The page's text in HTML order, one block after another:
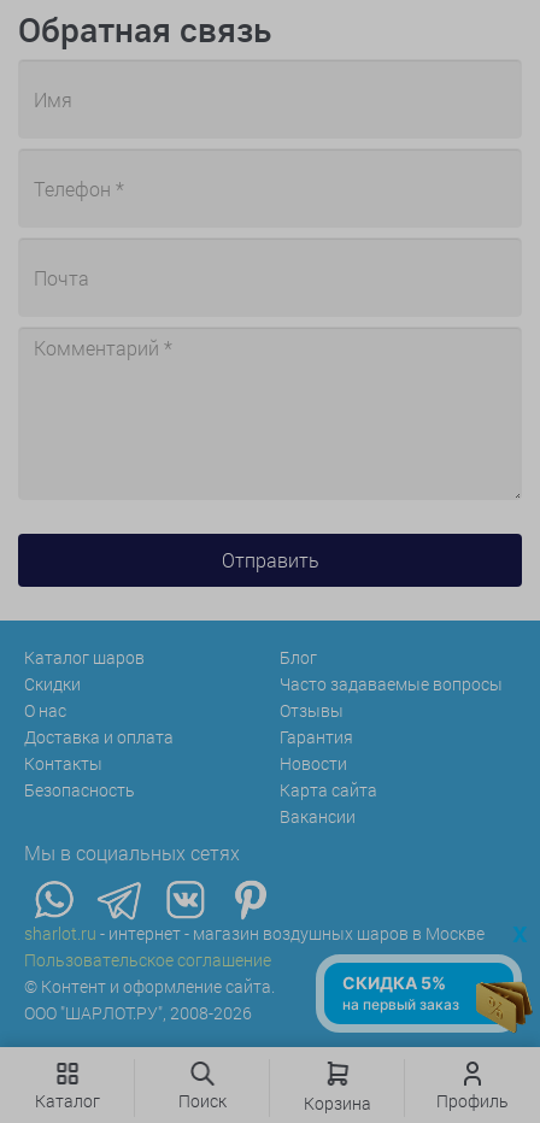
Обратная связь
Каталог шаров
Скидки
О нас
Доставка и оплата
Контакты
Безопасность
Блог
Часто задаваемые вопросы
Отзывы
Гарантия
Новости
Карта сайта
Вакансии
Мы в социальных сетях
sharlot.ru - интернет - магазин воздушных шаров в Москве
Пользовательское соглашение
© Контент и оформление сайта.
ООО "ШАРЛОТ.РУ", 2008-2026
Каталог Поиск Корзина Профиль
x
СКИДКА 5%
на первый заказ